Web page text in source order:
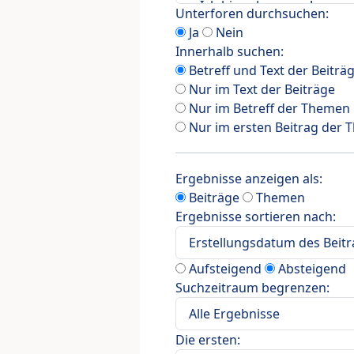
Unterforen durchsuchen:
Ja
Nein
Innerhalb suchen:
Betreff und Text der
Nur im Text der Beiträge
Nur im Betreff der Themen
Nur im ersten Beitrag der
Ergebnisse anzeigen als:
Beiträge
Themen
Ergebnisse sortieren nach:
Aufsteigend
Absteigend
Suchzeitraum begrenzen:
Die ersten: